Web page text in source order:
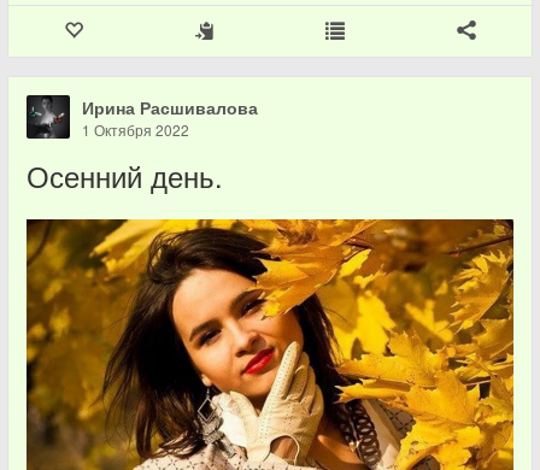
Ирина Расшивалова
1 Октября 2022
Осенний день.